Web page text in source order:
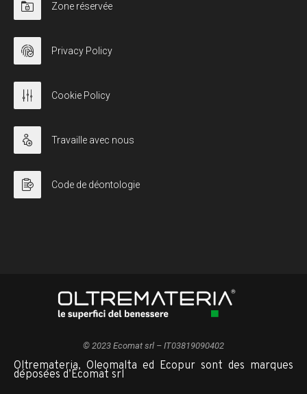
Zone réservée
Privacy Policy
Cookie Policy
Travaille avec nous
Code de déontologie
© 2023 Ecomat srl – IT03819090402
Oltremateria, Oleomalta ed Ecopur sont des marques
déposées d’Ecomat srl